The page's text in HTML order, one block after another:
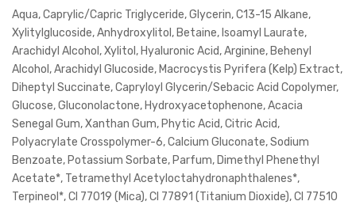
Aqua, Caprylic/Capric Triglyceride, Glycerin, C13-15 Alkane,
Xylitylglucoside, Anhydroxylitol, Betaine, Isoamyl Laurate,
Arachidyl Alcohol, Xylitol, Hyaluronic Acid, Arginine, Behenyl
Alcohol, Arachidyl Glucoside, Macrocystis Pyrifera (Kelp) Extract,
Diheptyl Succinate, Capryloyl Glycerin/Sebacic Acid Copolymer,
Glucose, Gluconolactone, Hydroxyacetophenone, Acacia
Senegal Gum, Xanthan Gum, Phytic Acid, Citric Acid,
Polyacrylate Crosspolymer-6, Calcium Gluconate, Sodium
Benzoate, Potassium Sorbate, Parfum, Dimethyl Phenethyl
Acetate*, Tetramethyl Acetyloctahydronaphthalenes*,
Terpineol*, CI 77019 (Mica), CI 77891 (Titanium Dioxide), CI 77510